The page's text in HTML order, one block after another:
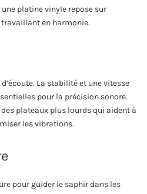
platine vinyle repose sur
en harmonie.
La stabilité et une vitesse
pour la précision sonore.
plateaux plus lourds qui aident à
les vibrations.
pour guider le saphir dans les